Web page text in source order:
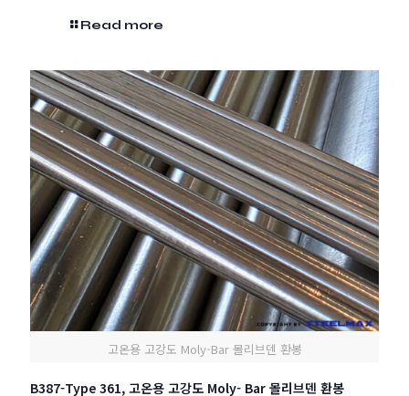
Read more
고온용 고강도 Moly-Bar 몰리브덴 환봉
B387-Type 361, 고온용 고강도 Moly- Bar 몰리브덴 환봉